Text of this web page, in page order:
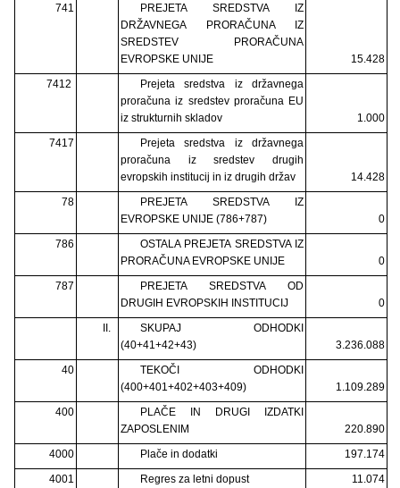
741
PREJETA SREDSTVA IZ
DRŽAVNEGA PRORAČUNA IZ
SREDSTEV PRORAČUNA
EVROPSKE UNIJE
15.428
7412
Prejeta sredstva iz državnega
proračuna iz sredstev proračuna EU
iz strukturnih skladov
1.000
7417
Prejeta sredstva iz državnega
proračuna iz sredstev drugih
evropskih institucij in iz drugih držav
14.428
78
PREJETA SREDSTVA IZ
EVROPSKE UNIJE (786+787)
0
786
OSTALA PREJETA SREDSTVA IZ
PRORAČUNA EVROPSKE UNIJE
0
787
PREJETA SREDSTVA OD
DRUGIH EVROPSKIH INSTITUCIJ
0
II.
SKUPAJ ODHODKI
(40+41+42+43)
3.236.088
40
TEKOČI ODHODKI
(400+401+402+403+409)
1.109.289
400
PLAČE IN DRUGI IZDATKI
ZAPOSLENIM
220.890
4000
Plače in dodatki
197.174
4001
Regres za letni dopust
11.074